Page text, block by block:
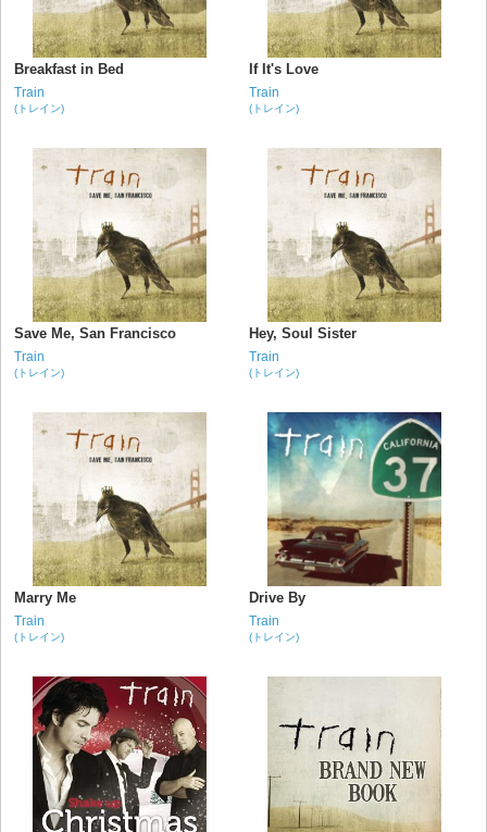
Breakfast in Bed
Train
(トレイン)
If It's Love
Train
(トレイン)
Save Me, San Francisco
Train
(トレイン)
Hey, Soul Sister
Train
(トレイン)
Marry Me
Train
(トレイン)
Drive By
Train
(トレイン)